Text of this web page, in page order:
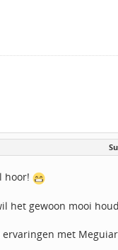
hoor!
het gewoon mooi
met